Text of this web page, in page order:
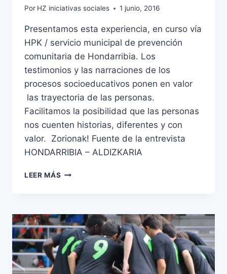
Por HZ iniciativas sociales 1 junio, 2016
Presentamos esta experiencia, en curso vía
HPK / servicio municipal de prevención
comunitaria de Hondarribia. Los
testimonios y las narraciones de los
procesos socioeducativos ponen en valor
las trayectoria de las personas.
Facilitamos la posibilidad que las personas
nos cuenten historias, diferentes y con
valor. Zorionak! Fuente de la entrevista
HONDARRIBIA – ALDIZKARIA
LEER MÁS